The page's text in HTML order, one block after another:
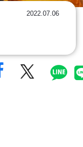
2022.07.06